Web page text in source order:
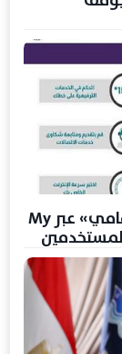
تنظيم الاتصالات يعيد إتاحة خدمة «أرقامي» عبر My